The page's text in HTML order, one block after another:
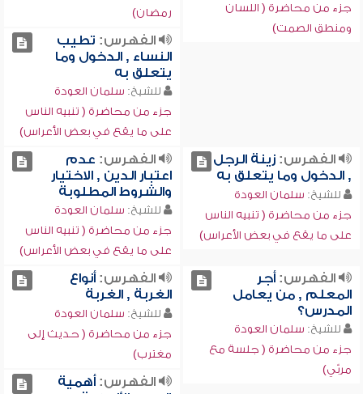
جزء من محاضرة ( اللسان
ومنطق الصمت)
رمضان)
الفهرس: تطيب
النساء , الدخول وما
يتعلق به
للشيخ: سلمان العودة
جزء من محاضرة ( تنبيه الناس
على ما يقع في بعض الأعراس)
الفهرس:زينة الرجل
, الدخول وما يتعلق به
للشيخ: سلمان العودة
جزء من محاضرة ( تنبيه الناس
على ما يقع في بعض الأعراس)
الفهرس: عدم
اعتبار الدين , الاختيار
والشروط المطلوبة
للشيخ: سلمان العودة
جزء من محاضرة ( تنبيه الناس
على ما يقع في بعض الأعراس)
الفهرس:أجر
المعلم , من يعامل
المدرس؟
للشيخ: سلمان العودة
جزء من محاضرة ( جلسة مع
مربّي)
الفهرس:أنواع
الغربة , الغربة
للشيخ: سلمان العودة
جزء من محاضرة ( حديث إلى
مغترب)
الفهرس:أهمية